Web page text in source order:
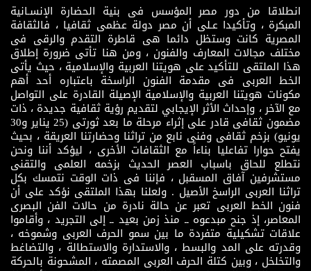
انطلاقا من دور مصر المؤسس فى بنية الحضارة الإنسـانية
المبكرة ، وتأكيدا عـلى أن مصر دولة عظمى ثقافيا ، فالثقافة
المصرية كانت وستظل دائما هى قاطرة التقدم والرقى فى
مختلف مجالات المعارف والفنون ، ومن هنا تأتى ضرورة إطلاق
هذا الملتقى للتأكيد على هويتنا العربية والإسلامية ، حيث يأتى
الخط العربى فى مقدمة الفنون الراسخة باعتباره أحد أهم
مكونات هويتنا العربية والإسلامية الإصيلة القادرة على التواصل
مع الآخر ، وإحداث الأثر الإيجابي لتقديم رؤية ثقافية جديدة ، ذات
مضمون ثقافى قادر على إثراء مرحلة ما بعد ثورتى (25 يناير و30
يونيو) بزخم ثقافى وفنى نابع من تراثنا وحضارتنا العريقة ، بحيث
يفتح حوارا تفاعليا بناءاً مع الثقافات الأخرى ، ليؤكد أننا ونحن
نتطلع للحاق باسباب العصر الحديث بزخمه العلمى والتقنى
مستشرفين آفاق المسقبل ، فإننا فى ذات الوقت نتمسك بكل
تراثنا العربى الراسخ الأصيل . ولعلنا بهذا الملتقى نؤكد على أن
فنون الخط العربى تعبر عن حالة نادرة من حالات الفن البصرى
المعاصر، إذ جنح مبدعوه ــ منذ زمن بعيد ــ إلى التجريد ، وأقاموا
علاقات تشكيلية متفردة ما بين سمو الحرف العربى وشموخه ،
وقدرته على المد والبسط ، والاستدارة والاستطالة ، والتضاغط
والتخلخل ، وبين كتلة الحرف العربى المصمته ، المشحونة بالحركة